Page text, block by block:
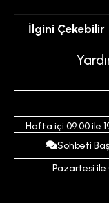
Hesabım
Favorilerim
Mesafeli Satış
Üyelik Sözleşmesi
Gizlilik ve Güvenlik
Ödeme ve Teslimat
İptal ve İade Koşulları
İlgini Çekebilir
İndirim
Hafta içi 09:00 ile
Sohbeti
Pazartesi ile